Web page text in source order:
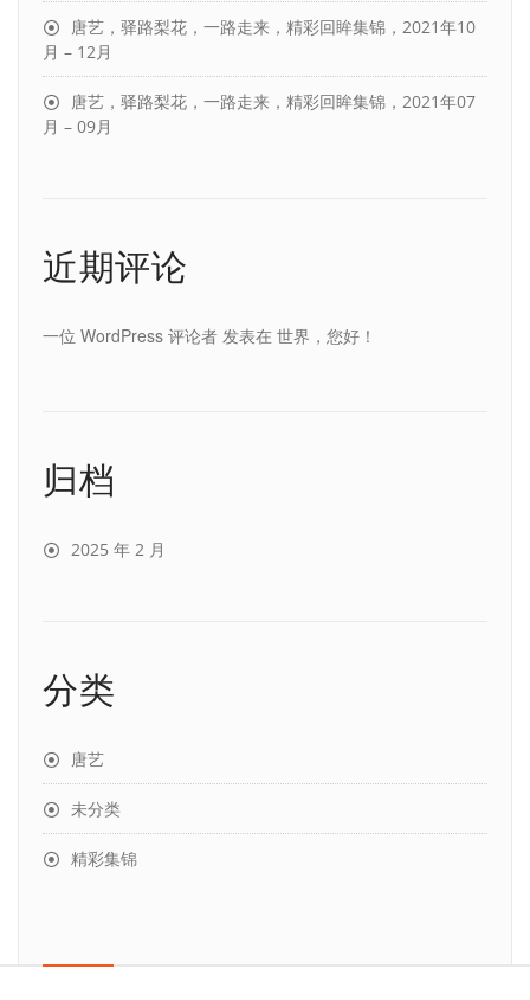
唐艺，驿路梨花，一路走来，精彩回眸集锦，2021年10
月 – 12月
唐艺，驿路梨花，一路走来，精彩回眸集锦，2021年07
月 – 09月
近期评论
一位 WordPress 评论者 发表在 世界，您好！
归档
2025 年 2 月
分类
唐艺
未分类
精彩集锦